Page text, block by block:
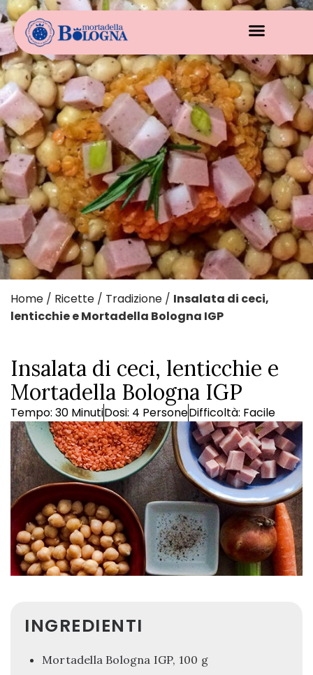
Home / Ricette / Tradizione / Insalata di ceci,
lenticchie e Mortadella Bologna IGP
Insalata di ceci, lenticchie e
Mortadella Bologna IGP
Tempo: 30 MinutiDosi: 4 PersoneDifficoltà: Facile
INGREDIENTI
Mortadella Bologna IGP, 100 g